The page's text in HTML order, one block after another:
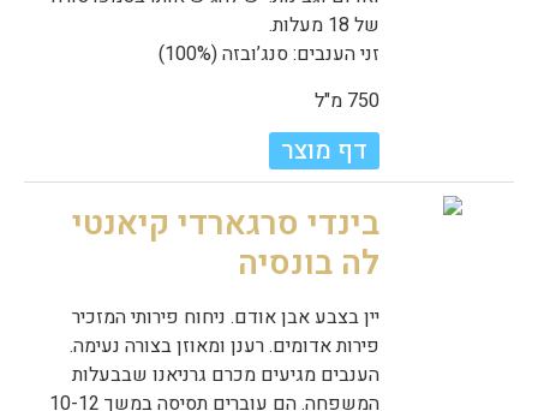
של 18 מעלות.
זני הענבים: סנג’ובזה (100%)
750 מ"ל
דף מוצר
בינדי סרגארדי קיאנטי
לה בונסיה
יין בצבע אבן אודם. ניחוח פירותי המזכיר
פירות אדומים. רענן ומאוזן בצורה נעימה.
הענבים מגיעים מכרם גרניאנו שבבעלות
המשפחה. הם עוברים תסיסה במשך 10-12